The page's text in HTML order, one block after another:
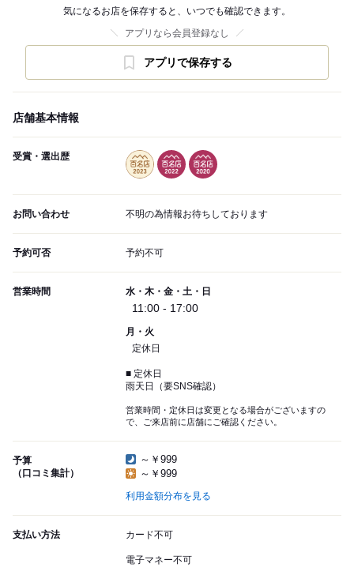
気になるお店を保存すると、いつでも確認できます。
アプリなら会員登録なし
アプリで保存する
店舗基本情報
受賞・選出歴
お問い合わせ 不明の為情報お待ちしております
予約可否 予約不可
営業時間 水・木・金・土・日
11:00 - 17:00
月・火
定休日
■ 定休日
雨天日（要SNS確認）
営業時間・定休日は変更となる場合がございますの
で、ご来店前に店舗にご確認ください。
予算
（口コミ集計）
～￥999
～￥999
利用金額分布を見る
支払い方法 カード不可
電子マネー不可